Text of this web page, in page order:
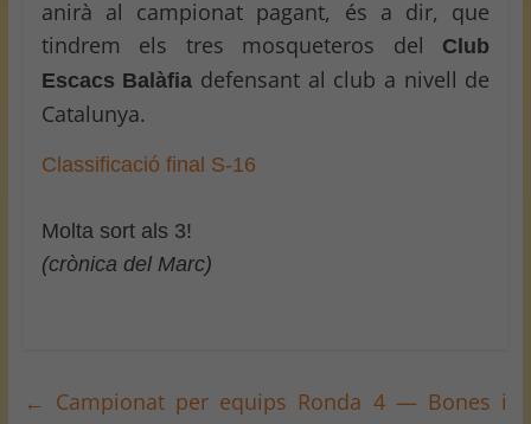
anirà al campionat pagant, és a dir, que
tindrem els tres mosqueteros del
Club
Escacs Balàfia defensant al club a nivell de
Catalunya.
Classificació final S-16
Molta sort als 3!
(crònica del Marc)
← Campionat per equips Ronda 4 — Bones i